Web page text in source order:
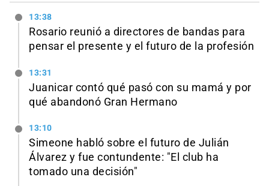
13:38
Rosario reunió a directores de bandas para
pensar el presente y el futuro de la profesión
13:31
Juanicar contó qué pasó con su mamá y por
qué abandonó Gran Hermano
13:10
Simeone habló sobre el futuro de Julián
Álvarez y fue contundente: "El club ha
tomado una decisión"